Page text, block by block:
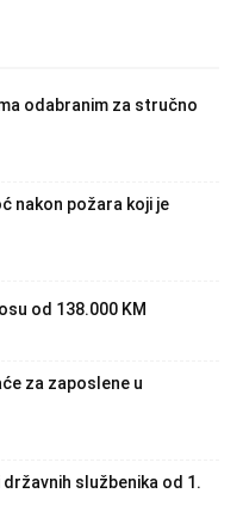
odabranim za stručno
nakon požara koji je
od 138.000 KM
za zaposlene u
službenika od 1.